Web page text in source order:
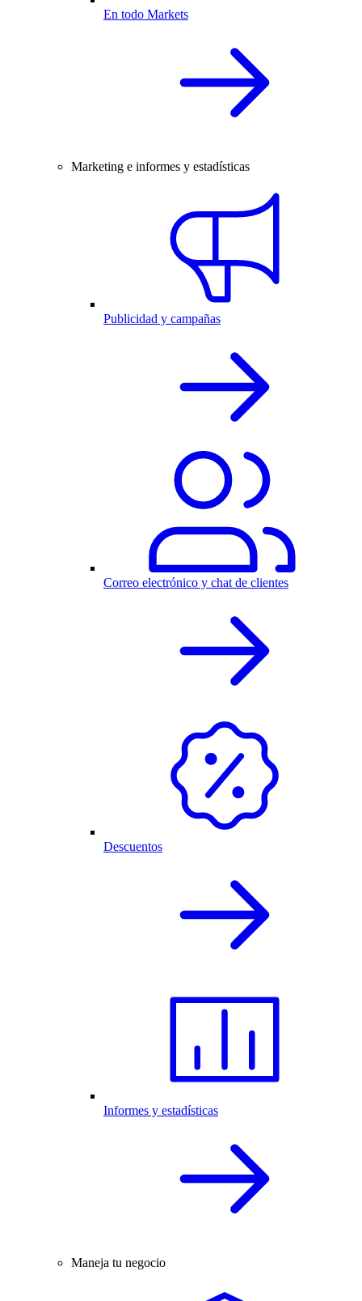
En todo Markets
Marketing e informes y estadísticas
Publicidad y campañas
Correo electrónico y chat de clientes
Descuentos
Informes y estadísticas
Maneja tu negocio